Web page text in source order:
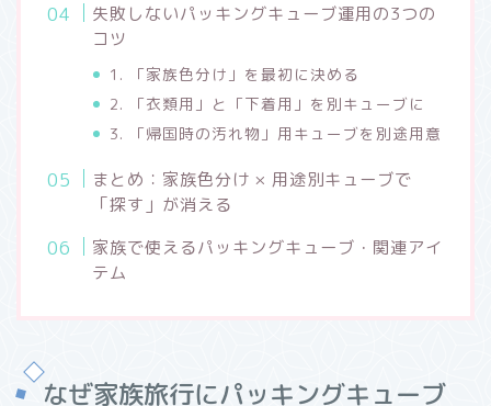
失敗しないパッキングキューブ運用の3つの
コツ
1. 「家族色分け」を最初に決める
2. 「衣類用」と「下着用」を別キューブに
3. 「帰国時の汚れ物」用キューブを別途用意
まとめ：家族色分け × 用途別キューブで
「探す」が消える
家族で使えるパッキングキューブ・関連アイ
テム
なぜ家族旅行にパッキングキューブ